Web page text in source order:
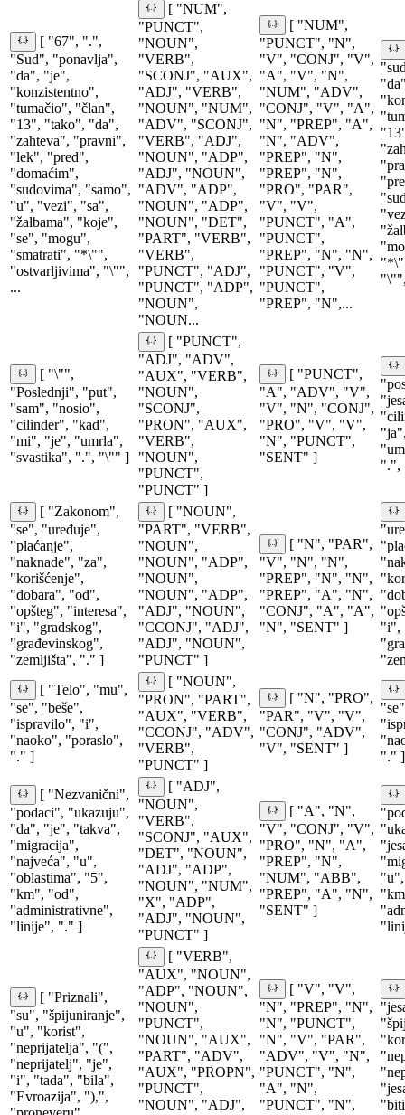
[ "67", ".",
"Sud", "ponavlja",
"da", "je",
"konzistentno",
"tumačio", "član",
"13", "tako", "da",
"zahteva", "pravni",
"lek", "pred",
"domaćim",
"sudovima", "samo",
"u", "vezi", "sa",
"žalbama", "koje",
"se", "mogu",
"smatrati", "*\"",
"ostvarljivima", "\"",
...
[ "NUM",
"PUNCT",
"NOUN",
"VERB",
"SCONJ", "AUX",
"ADJ", "VERB",
"NOUN", "NUM",
"ADV", "SCONJ",
"VERB", "ADJ",
"NOUN", "ADP",
"ADJ", "NOUN",
"ADV", "ADP",
"NOUN", "ADP",
"NOUN", "DET",
"PART", "VERB",
"VERB",
"PUNCT", "ADJ",
"PUNCT", "ADP",
"NOUN",
"NOUN...
[ "NUM",
"PUNCT", "N",
"V", "CONJ", "V",
"A", "V", "N",
"NUM", "ADV",
"CONJ", "V", "A",
"N", "PREP", "A",
"N", "ADV",
"PREP", "N",
"PREP", "N",
"PRO", "PAR",
"V", "V",
"PUNCT", "A",
"PUNCT",
"PREP", "N", "N",
"PUNCT", "V",
"PUNCT",
"PREP", "N",...
[ "\"",
"Poslednji", "put",
"sam", "nosio",
"cilinder", "kad",
"mi", "je", "umrla",
"svastika", ".", "\"" ]
[ "PUNCT",
"ADJ", "ADV",
"AUX", "VERB",
"NOUN",
"SCONJ",
"PRON", "AUX",
"VERB",
"NOUN",
"PUNCT",
"PUNCT" ]
[ "PUNCT",
"A", "ADV", "V",
"V", "N", "CONJ",
"PRO", "V", "V",
"N", "PUNCT",
"SENT" ]
".",
[ "Zakonom",
"se", "uređuje",
"plaćanje",
"naknade", "za",
"korišćenje",
"dobara", "od",
"opšteg", "interesa",
"i", "gradskog",
"građevinskog",
"zemljišta", "." ]
[ "NOUN",
"PART", "VERB",
"NOUN",
"NOUN", "ADP",
"NOUN",
"NOUN", "ADP",
"ADJ", "NOUN",
"CCONJ", "ADJ",
"ADJ", "NOUN",
"PUNCT" ]
[ "N", "PAR",
"V", "N", "N",
"PREP", "N", "N",
"PREP", "A", "N",
"CONJ", "A", "A",
"N", "SENT" ]
"i",
[ "Telo", "mu",
"se", "beše",
"ispravilo", "i",
"naoko", "poraslo",
"." ]
[ "NOUN",
"PRON", "PART",
"AUX", "VERB",
"CCONJ", "ADV",
"VERB",
"PUNCT" ]
[ "N", "PRO",
"PAR", "V", "V",
"CONJ", "ADV",
"V", "SENT" ]
"." ]
[ "Nezvanični",
"podaci", "ukazuju",
"da", "je", "takva",
"migracija",
"najveća", "u",
"oblastima", "5",
"km", "od",
"administrativne",
"linije", "." ]
[ "ADJ",
"NOUN",
"VERB",
"SCONJ", "AUX",
"DET", "NOUN",
"ADJ", "ADP",
"NOUN", "NUM",
"X", "ADP",
"ADJ", "NOUN",
"PUNCT" ]
[ "A", "N",
"V", "CONJ", "V",
"PRO", "N", "A",
"PREP", "N",
"NUM", "ABB",
"PREP", "A", "N",
"SENT" ]
[ "Priznali",
"su", "špijuniranje",
"u", "korist",
"neprijatelja", "(",
"neprijatelj", "je",
"i", "tada", "bila",
"Evroazija", "),",
[ "VERB",
"AUX", "NOUN",
"ADP", "NOUN",
"NOUN",
"PUNCT",
"NOUN", "AUX",
"PART", "ADV",
"AUX", "PROPN",
"PUNCT",
"NOUN", "ADJ",
[ "V", "V",
"N", "PREP", "N",
"N", "PUNCT",
"N", "V", "PAR",
"ADV", "V", "N",
"PUNCT", "N",
"A", "N",
"PUNCT", "N",